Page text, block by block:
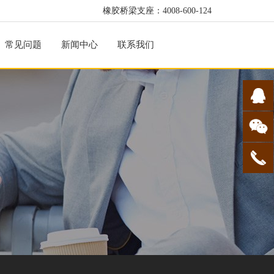
橡胶桥梁支座：4008-600-124
常见问题 新闻中心 联系我们